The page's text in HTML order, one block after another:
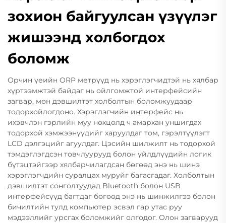
зохион байгуулсан үзүүлэг
жишээнд холбогдох
боломж
Орчин үеийн ORP метрүүд нь хэрэглэгчидтэй нь хялбар
хүртээмжтэй байдаг нь ойлгомжтой интерфейсийн
загвар, мөн дэвшилтэт холболтын боломжуудаар
тодорхойлогдоно. Хэрэглэгчийн интерфейс нь
ихэвчлэн гэрлийн муу нөхцөлд ч амархан уншигдах
тодорхой хэмжээнүүдийг харуулдаг том, гэрэлтүүлэгт
LCD дэлгэцийг агуулдаг. Цэсийн шилжилт нь тодорхой
тэмдэглэгдсэн товчлуурууд болон үйлдлүүдийн логик
бүтэцтэйгээр хялбарчилагдсан бөгөөд энэ нь шинэ
хэрэглэгчдийн суралцах муруйг багасгадаг. Холболтын
дэвшилтэт сонголтуудад Bluetooth болон USB
интерфейсүүд багтдаг бөгөөд энэ нь шинжилгээ болон
бичилтийн тулд компьютер эсвэл гар утас руу
мэдээллийг урсгах боломжийг олгодог. Олон загварууд